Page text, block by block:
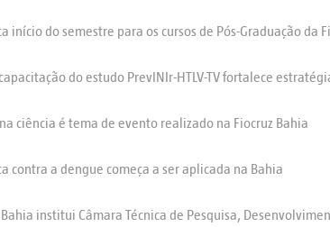
início do semestre para os cursos de Pós-Graduação da
do estudo PrevINIr-HTLV-TV fortalece
ciência é tema de evento realizado na Fiocruz Bahia
contra a dengue começa a ser aplicada na Bahia
institui Câmara Técnica de Pesquisa,